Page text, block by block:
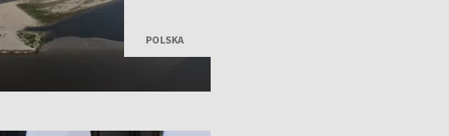
POLSKA